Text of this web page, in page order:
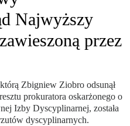
Najwyższy
przez
Zbigniew Ziobro odsunął
prokuratora oskarżonego o
Izby Dyscyplinarnej, została
dyscyplinarnych.